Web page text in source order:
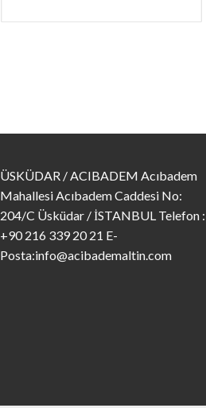
ÜSKÜDAR / ACIBADEM Acıbadem
Mahallesi Acıbadem Caddesi No:
204/C Üsküdar / İSTANBUL Telefon :
+90 216 339 20 21 E-
Posta:info@acibademaltin.com